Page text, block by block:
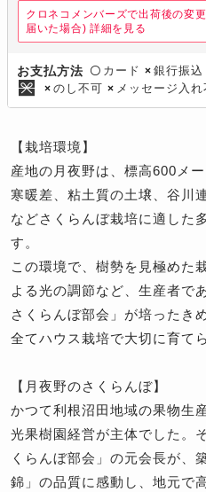
クロネコメンバーズで出荷後の変
届いた場合) 詳細を見る
お支払方法 〇 カード × 銀行振込
× のし不可 × メッセージ入れ
【栽培環境】
産地の月夜野は、標高600メ
寒暖差、粘土質の土壌、谷川
などさくらんぼ栽培に適した
す。
この環境で、樹勢を見極めた
よる光の調節など、生産者で
さくらんぼ部会」が培ったき
全てハウス栽培で大切に育て
【月夜野のさくらんぼ】
かつて利根沼田地域の果物生
光果樹園経営が主体でした。
くらんぼ部会」の元会長が、
錦」の品質に感動し、地元で